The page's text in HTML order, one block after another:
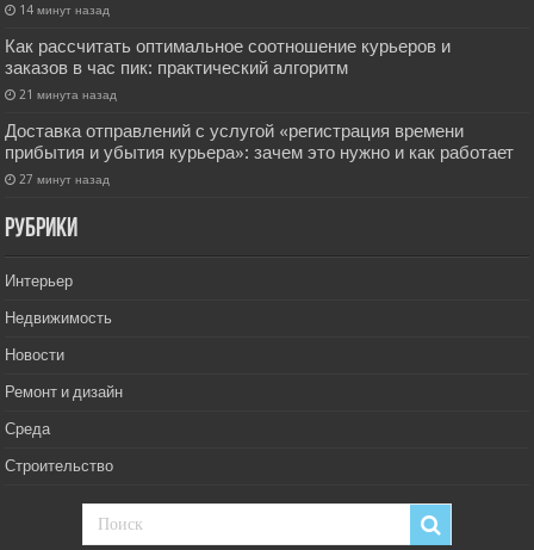
14 минут назад
Как рассчитать оптимальное соотношение курьеров и
заказов в час пик: практический алгоритм
21 минута назад
Доставка отправлений с услугой «регистрация времени
прибытия и убытия курьера»: зачем это нужно и как работает
27 минут назад
РУбрики
Интерьер
Недвижимость
Новости
Ремонт и дизайн
Среда
Строительство